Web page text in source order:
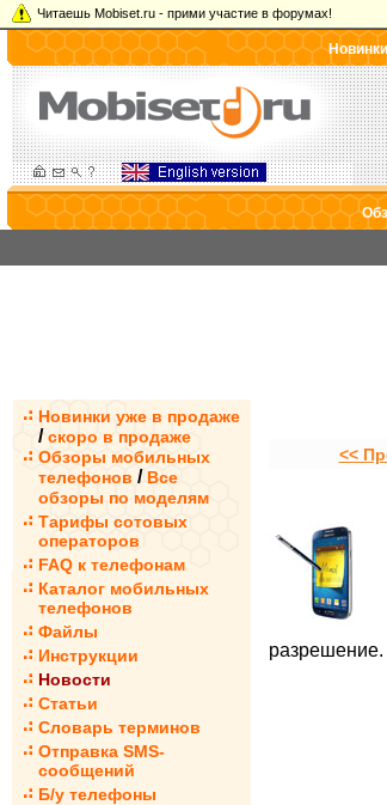
Читаешь Mobiset.ru - прими участие в форумах!
Новинки
Новинки уже в продаже
/ скоро в продаже
Обзоры мобильных
телефонов / Все
обзоры по моделям
Тарифы сотовых
операторов
FAQ к телефонам
Каталог мобильных
телефонов
Файлы
Инструкции
Новости
Статьи
Словарь терминов
Отправка SMS-
сообщений
Б/у телефоны
<<
разрешение.